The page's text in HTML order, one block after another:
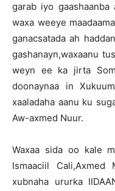
garab iyo
waxa weeye
ganacsatada ah
gashanayn,waxaanu
weyn ee ka jirta
doonaynaa in
xaaladaha aanu ku
Aw-axmed Nuur.
Waxaa sida oo kale
Ismaaciil
xubnaha ururka